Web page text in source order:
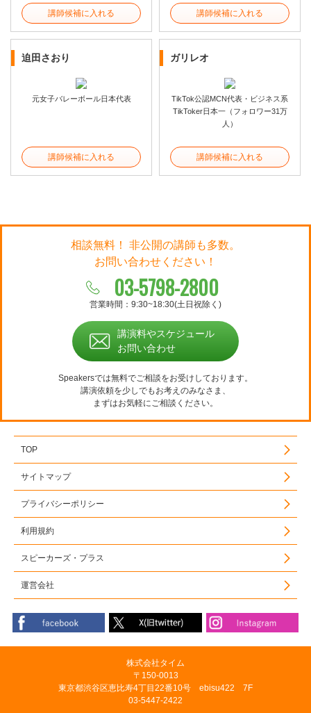
講師候補に入れる 講師候補に入れる
迫田さおり
元女子バレーボール日本代表
講師候補に入れる
ガリレオ
TikTok公認MCN代表・ビジネス系
TikToker日本一（フォロワー31万
人）
講師候補に入れる
相談無料！ 非公開の講師も多数。
お問い合わせください！
03-5798-2800
営業時間：9:30~18:30(土日祝除く)
講演料やスケジュール
お問い合わせ
Speakersでは無料でご相談をお受けしております。
講演依頼を少しでもお考えのみなさま、
まずはお気軽にご相談ください。
TOP
サイトマップ
プライバシーポリシー
利用規約
スピーカーズ・プラス
運営会社
株式会社タイム
〒150-0013
東京都渋谷区恵比寿4丁目22番10号 ebisu422 7F
03-5447-2422